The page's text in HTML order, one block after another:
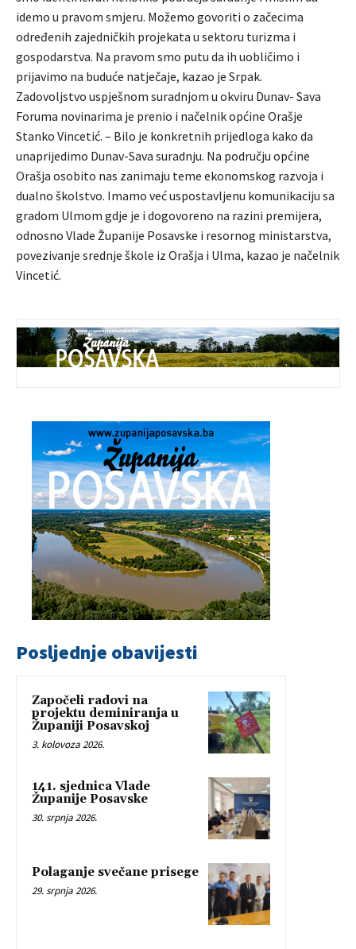
idemo u pravom smjeru. Možemo govoriti o začecima
određenih zajedničkih projekata u sektoru turizma i
gospodarstva. Na pravom smo putu da ih uobličimo i
prijavimo na buduće natječaje, kazao je Srpak.
Zadovoljstvo uspješnom suradnjom u okviru Dunav- Sava
Foruma novinarima je prenio i načelnik općine Orašje
Stanko Vincetić. – Bilo je konkretnih prijedloga kako da
unaprijedimo Dunav-Sava suradnju. Na području općine
Orašja osobito nas zanimaju teme ekonomskog razvoja i
dualno školstvo. Imamo već uspostavljenu komunikaciju sa
gradom Ulmom gdje je i dogovoreno na razini premijera,
odnosno Vlade Županije Posavske i resornog ministarstva,
povezivanje srednje škole iz Orašja i Ulma, kazao je načelnik
Vincetić.
Posljednje obavijesti
Započeli radovi na
projektu deminiranja u
Županiji Posavskoj
3. kolovoza 2026.
141. sjednica Vlade
Županije Posavske
30. srpnja 2026.
Polaganje svečane prisege
29. srpnja 2026.